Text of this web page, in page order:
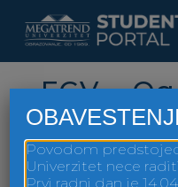
FCV –
Povodom
Univerzitet nece
Prvi radni dan je